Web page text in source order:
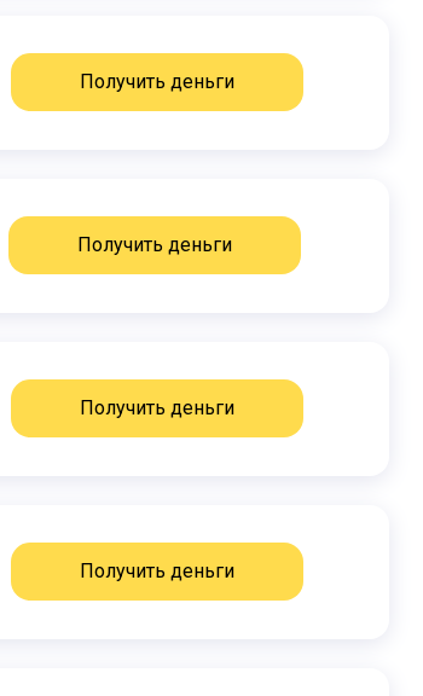
Получить деньги
Получить деньги
Получить деньги
Получить деньги